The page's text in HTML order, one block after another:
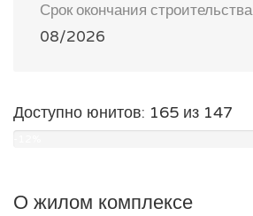
Срок окончания строительства
08/2026
Доступно юнитов: 165 из 147
О жилом комплексе